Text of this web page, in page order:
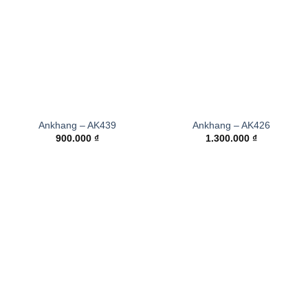
Ankhang – AK439
900.000 ₫
Ankhang – AK426
1.300.000 ₫